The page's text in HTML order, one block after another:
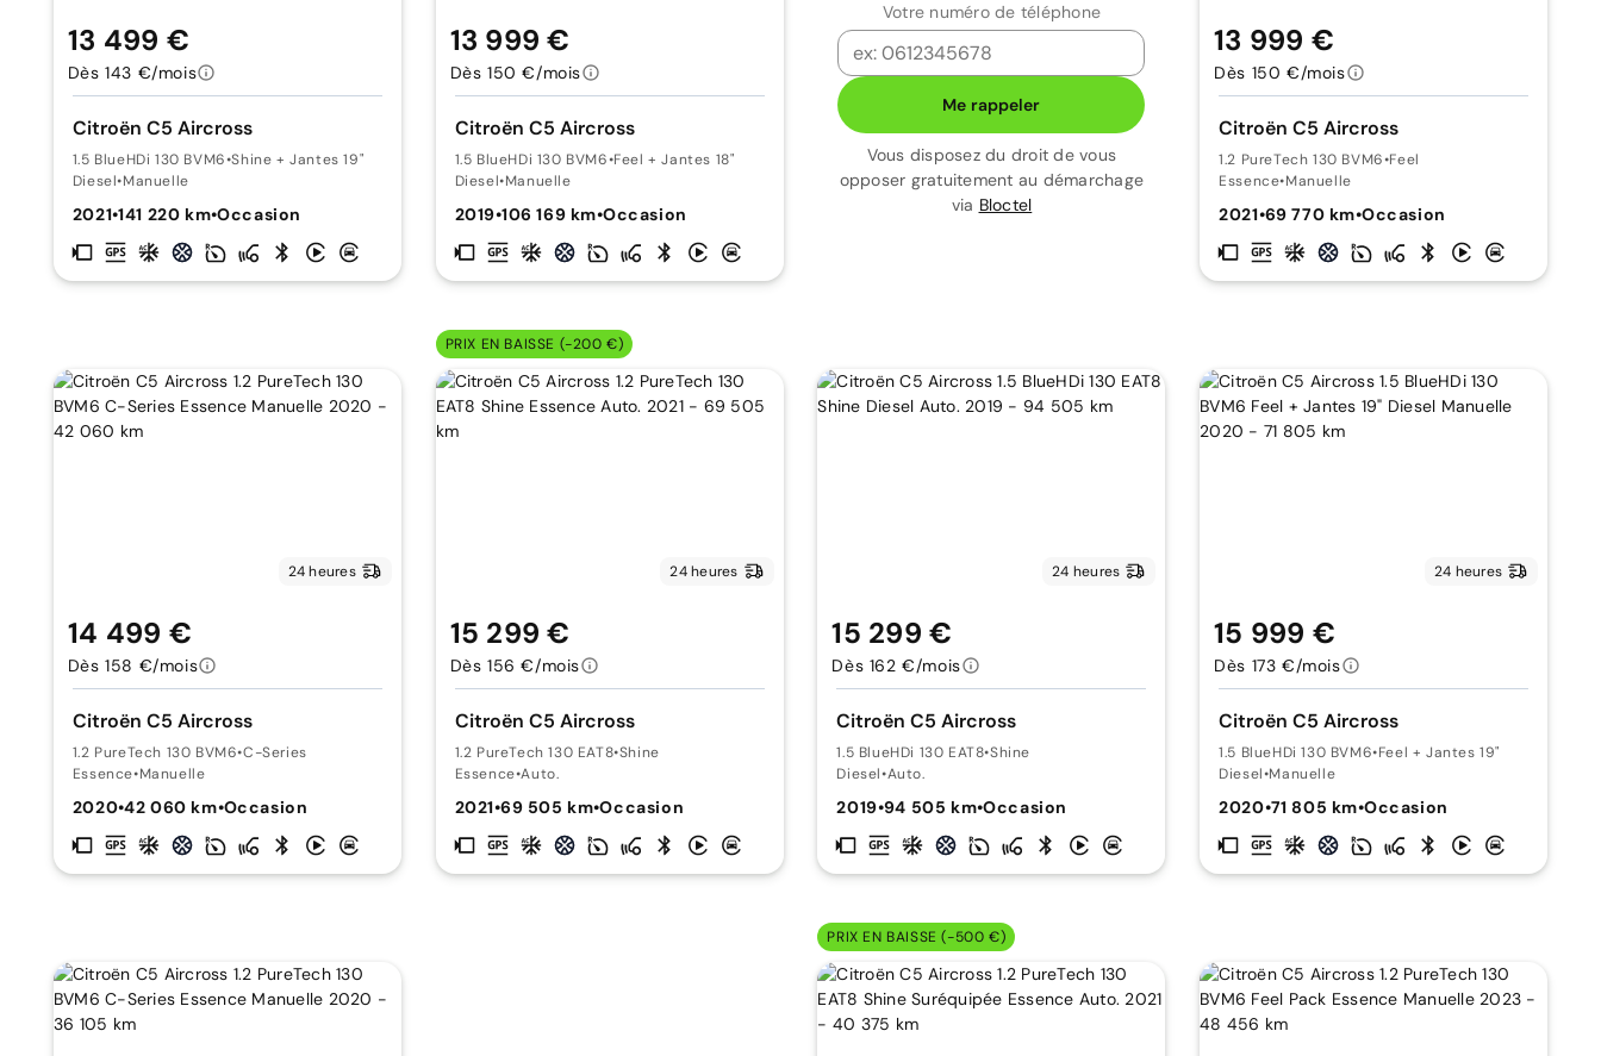
Citroën C5 Aircross
1.5 BlueHDi 130 BVM6•Shine + Jantes 19"
Diesel•Manuelle
2021•141 220 km•Occasion
13 499 €
Dès 143 €/mois
Citroën C5 Aircross
1.5 BlueHDi 130 BVM6•Feel + Jantes 18"
Diesel•Manuelle
2019•106 169 km•Occasion
13 999 €
Dès 150 €/mois
Votre numéro de téléphone
Me rappeler
Vous disposez du droit de vous
opposer gratuitement au démarchage
via Bloctel
Citroën C5 Aircross
1.2 PureTech 130 BVM6•Feel
Essence•Manuelle
2021•69 770 km•Occasion
13 999 €
Dès 150 €/mois
24 heures
Citroën C5 Aircross
1.2 PureTech 130 BVM6•C-Series
Essence•Manuelle
2020•42 060 km•Occasion
14 499 €
Dès 158 €/mois
PRIX EN BAISSE (-200 €)
24 heures
Citroën C5 Aircross
1.2 PureTech 130 EAT8•Shine
Essence•Auto.
2021•69 505 km•Occasion
15 299 €
Dès 156 €/mois
24 heures
Citroën C5 Aircross
1.5 BlueHDi 130 EAT8•Shine
Diesel•Auto.
2019•94 505 km•Occasion
15 299 €
Dès 162 €/mois
24 heures
Citroën C5 Aircross
1.5 BlueHDi 130 BVM6•Feel + Jantes 19"
Diesel•Manuelle
2020•71 805 km•Occasion
15 999 €
Dès 173 €/mois
PRIX EN BAISSE (-500 €)